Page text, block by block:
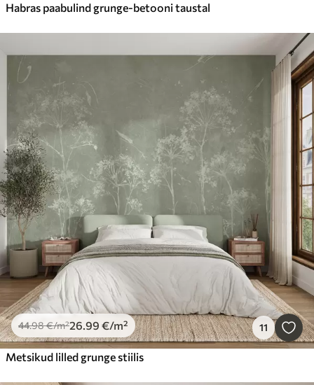
Habras paabulind grunge-betooni taustal
44.98€/m²26.99 €/m² 11
Metsikud lilled grunge stiilis